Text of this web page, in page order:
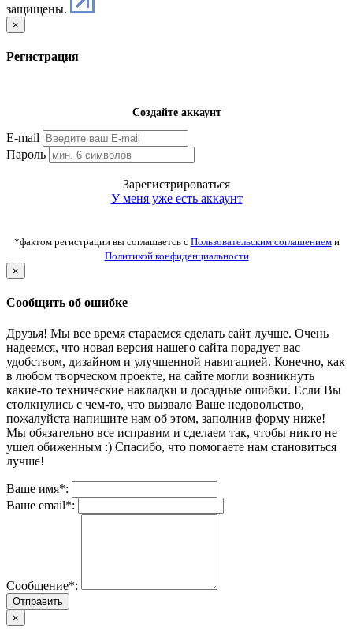
защищены.
×
Регистрация
Создайте аккаунт
E-mail
Пароль
Зарегистрироваться
У меня уже есть аккаунт
*фактом регистрации вы соглашаетсь с Пользовательским соглашениеми
Политикой конфиденциальности
×
Сообщить об ошибке
Друзья! Мы все время стараемся сделать сайт лучше. Очень
надеемся, что новая версия нашего сайта порадует вас
удобством, дизайном и улучшенной навигацией. Конечно, как
в любом творческом проекте, на сайте могли возникнуть
какие-то технические накладки и досадные ошибки. Если Вы
столкнулись с чем-то, что вызвало Ваше недовольство,
пожалуйста напишите нам об этом, заполнив форму ниже!
Мы обязательно все исправим и сделаем так, чтобы никто не
ушел обиженным :) Спасибо, что помогаете нам становиться
лучше!
Ваше имя*:
Ваше email*:
Сообщение*:
Отправить
×